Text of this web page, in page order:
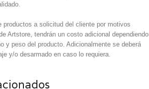
productos a solicitud del cliente por motivos
Artstore, tendrán un costo adicional dependiendo
y peso del producto. Adicionalmente se deberá
y/o desarmado en caso lo requiera.